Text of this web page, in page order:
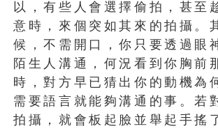
以，有些人會選擇偷拍，甚至
意時，來個突如其來的拍攝。
候，不需開口，你只要透過眼
陌生人溝通，何況看到你胸前
時，對方早已猜出你的動機為
需要語言就能夠溝通的事。若
拍攝，就會板起臉並舉起手搖